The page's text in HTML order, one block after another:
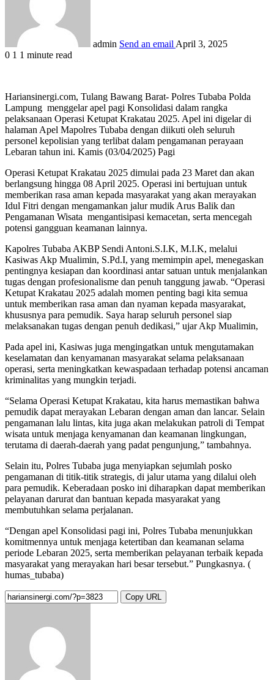
admin Send an email April 3, 2025
0 1 1 minute read
Hariansinergi.com, Tulang Bawang Barat- Polres Tubaba Polda
Lampung menggelar apel pagi Konsolidasi dalam rangka
pelaksanaan Operasi Ketupat Krakatau 2025. Apel ini digelar di
halaman Apel Mapolres Tubaba dengan diikuti oleh seluruh
personel kepolisian yang terlibat dalam pengamanan perayaan
Lebaran tahun ini. Kamis (03/04/2025) Pagi
Operasi Ketupat Krakatau 2025 dimulai pada 23 Maret dan akan
berlangsung hingga 08 April 2025. Operasi ini bertujuan untuk
memberikan rasa aman kepada masyarakat yang akan merayakan
Idul Fitri dengan mengamankan jalur mudik Arus Balik dan
Pengamanan Wisata mengantisipasi kemacetan, serta mencegah
potensi gangguan keamanan lainnya.
Kapolres Tubaba AKBP Sendi Antoni.S.I.K, M.I.K, melalui
Kasiwas Akp Mualimin, S.Pd.I, yang memimpin apel, menegaskan
pentingnya kesiapan dan koordinasi antar satuan untuk menjalankan
tugas dengan profesionalisme dan penuh tanggung jawab. “Operasi
Ketupat Krakatau 2025 adalah momen penting bagi kita semua
untuk memberikan rasa aman dan nyaman kepada masyarakat,
khususnya para pemudik. Saya harap seluruh personel siap
melaksanakan tugas dengan penuh dedikasi,” ujar Akp Mualimin,
Pada apel ini, Kasiwas juga mengingatkan untuk mengutamakan
keselamatan dan kenyamanan masyarakat selama pelaksanaan
operasi, serta meningkatkan kewaspadaan terhadap potensi ancaman
kriminalitas yang mungkin terjadi.
“Selama Operasi Ketupat Krakatau, kita harus memastikan bahwa
pemudik dapat merayakan Lebaran dengan aman dan lancar. Selain
pengamanan lalu lintas, kita juga akan melakukan patroli di Tempat
wisata untuk menjaga kenyamanan dan keamanan lingkungan,
terutama di daerah-daerah yang padat pengunjung,” tambahnya.
Selain itu, Polres Tubaba juga menyiapkan sejumlah posko
pengamanan di titik-titik strategis, di jalur utama yang dilalui oleh
para pemudik. Keberadaan posko ini diharapkan dapat memberikan
pelayanan darurat dan bantuan kepada masyarakat yang
membutuhkan selama perjalanan.
“Dengan apel Konsolidasi pagi ini, Polres Tubaba menunjukkan
komitmennya untuk menjaga ketertiban dan keamanan selama
periode Lebaran 2025, serta memberikan pelayanan terbaik kepada
masyarakat yang merayakan hari besar tersebut.” Pungkasnya. (
humas_tubaba)
Copy URL